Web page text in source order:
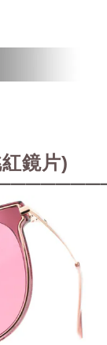
鏡片)